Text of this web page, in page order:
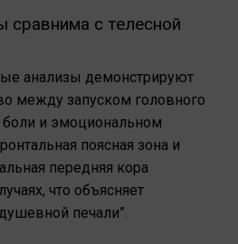
сравнима с телесной
анализы демонстрируют
между запуском головного
и эмоциональном
поясная зона и
передняя кора
что объясняет
печали”.